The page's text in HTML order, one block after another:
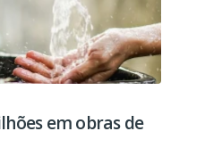
em obras de